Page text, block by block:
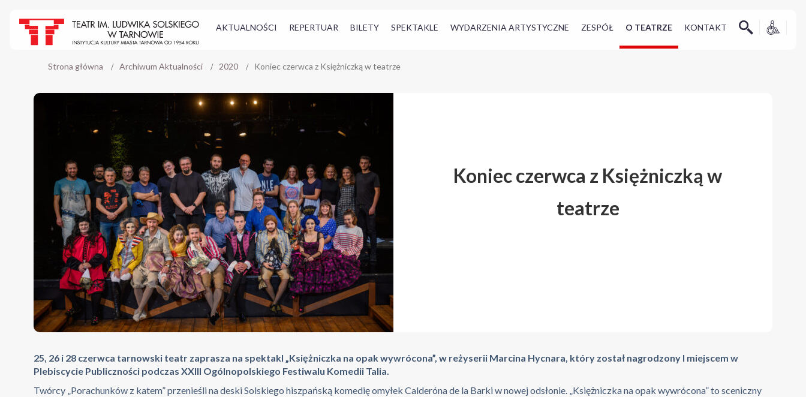
AKTUALNOŚCI REPERTUAR BILETY SPEKTAKLE WYDARZENIA ARTYSTYCZNE ZESPÓŁ O TEATRZE KONTAKT
Strona główna Archiwum Aktualności 2020 Koniec czerwca z Księżniczką w teatrze
Koniec czerwca z Księżniczką w
teatrze
25, 26 i 28 czerwca tarnowski teatr zaprasza na spektakl „Księżniczka na opak wywrócona”, w reżyserii Marcina Hycnara, który został nagrodzony I miejscem w
Plebiscycie Publiczności podczas XXIII Ogólnopolskiego Festiwalu Komedii Talia.
Twórcy „Porachunków z katem” przenieśli na deski Solskiego hiszpańską komedię omyłek Calderóna de la Barki w nowej odsłonie. „Księżniczka na opak wywrócona” to sceniczny